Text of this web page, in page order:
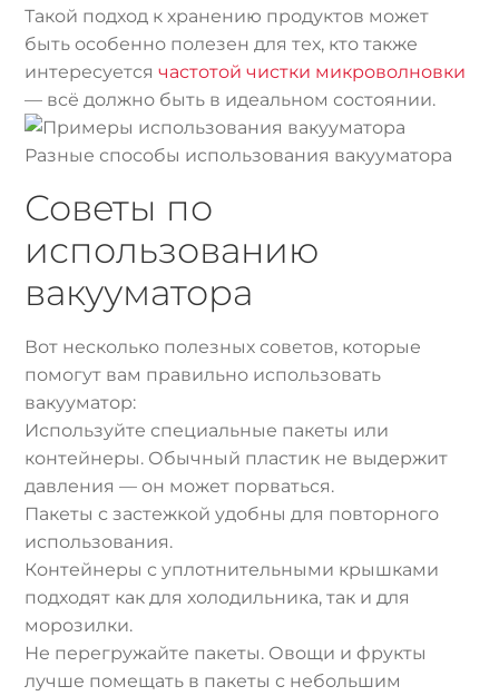
Такой подход к хранению продуктов может
быть особенно полезен для тех, кто также
интересуетсячастотой чистки микроволновки
— всё должно быть в идеальном состоянии.
Разные способы использования вакууматора
Советы по
использованию
вакууматора
Вот несколько полезных советов, которые
помогут вам правильно использовать
вакууматор:
Используйте специальные пакеты или
контейнеры. Обычный пластик не выдержит
давления — он может порваться.
Пакеты с застежкой удобны для повторного
использования.
Контейнеры с уплотнительными крышками
подходят как для холодильника, так и для
морозилки.
Не перегружайте пакеты. Овощи и фрукты
лучше помещать в пакеты с небольшим